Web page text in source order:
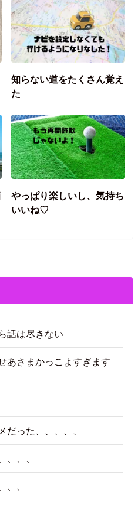
知らない道をたくさん覚え
た
やっぱり楽しいし、気持ち
いいね♡
話は尽きない
あさまかっこよすぎます
だった、、、、、
、、、
、、